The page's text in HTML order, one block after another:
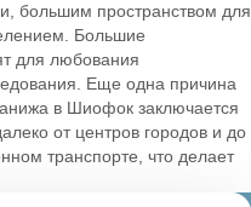
большим пространством для
Большие
для любования
Еще одна причина
в Шиофок заключается
от центров городов и до
транспорте, что делает